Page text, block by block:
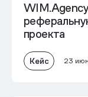
проекта
Кейс 23